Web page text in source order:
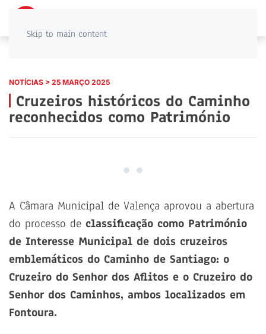
Skip to main content
NOTÍCIAS > 25 MARÇO 2025
Cruzeiros históricos do Caminho
reconhecidos como Património
A Câmara Municipal de Valença aprovou a abertura
do processo de classificação como Património
de Interesse Municipal de dois cruzeiros
emblemáticos do Caminho de Santiago: o
Cruzeiro do Senhor dos Aflitos e o Cruzeiro do
Senhor dos Caminhos, ambos localizados em
Fontoura.